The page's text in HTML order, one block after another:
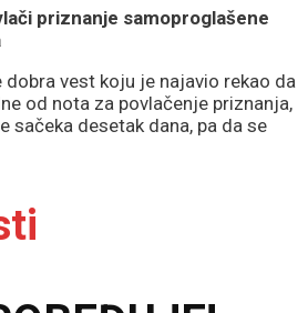
priznanje samoproglašene
vest koju je najavio rekao da
od nota za povlačenje priznanja,
sačeka desetak dana, pa da se